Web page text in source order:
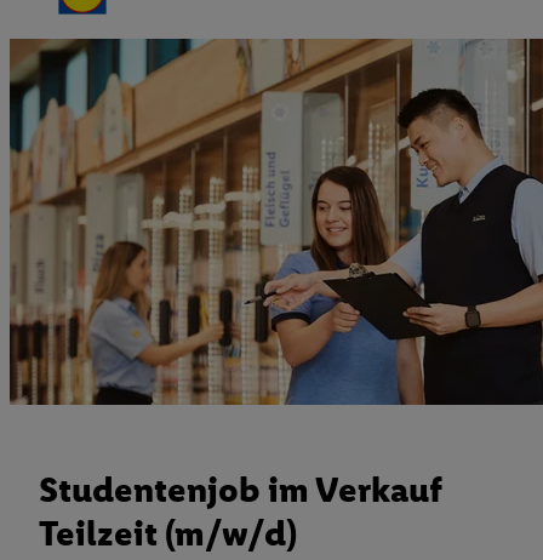
Studentenjob im Verkauf
Teilzeit (m/w/d)